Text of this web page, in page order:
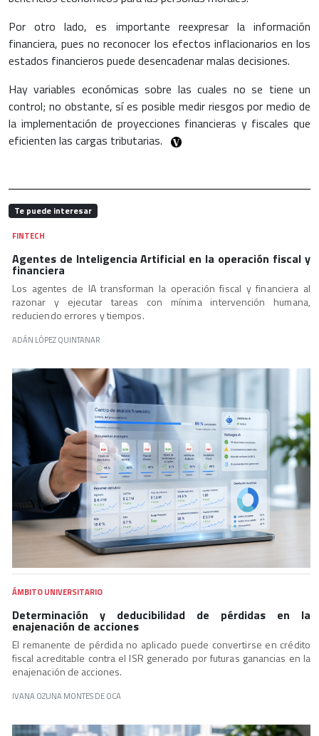
Por otro lado, es importante reexpresar la información
financiera, pues no reconocer los efectos inflacionarios en los
estados financieros puede desencadenar malas decisiones.
Hay variables económicas sobre las cuales no se tiene un
control; no obstante, sí es posible medir riesgos por medio de
la implementación de proyecciones financieras y fiscales que
eficienten las cargas tributarias.
Te puede interesar
FINTECH
Agentes de Inteligencia Artificial en la operación fiscal y
financiera
Los agentes de IA transforman la operación fiscal y financiera al
razonar y ejecutar tareas con mínima intervención humana,
reduciendo errores y tiempos.
ADÁN LÓPEZ QUINTANAR
ÁMBITO UNIVERSITARIO
Determinación y deducibilidad de pérdidas en la
enajenación de acciones
El remanente de pérdida no aplicado puede convertirse en crédito
fiscal acreditable contra el ISR generado por futuras ganancias en la
enajenación de acciones.
IVANA OZUNA MONTES DE OCA